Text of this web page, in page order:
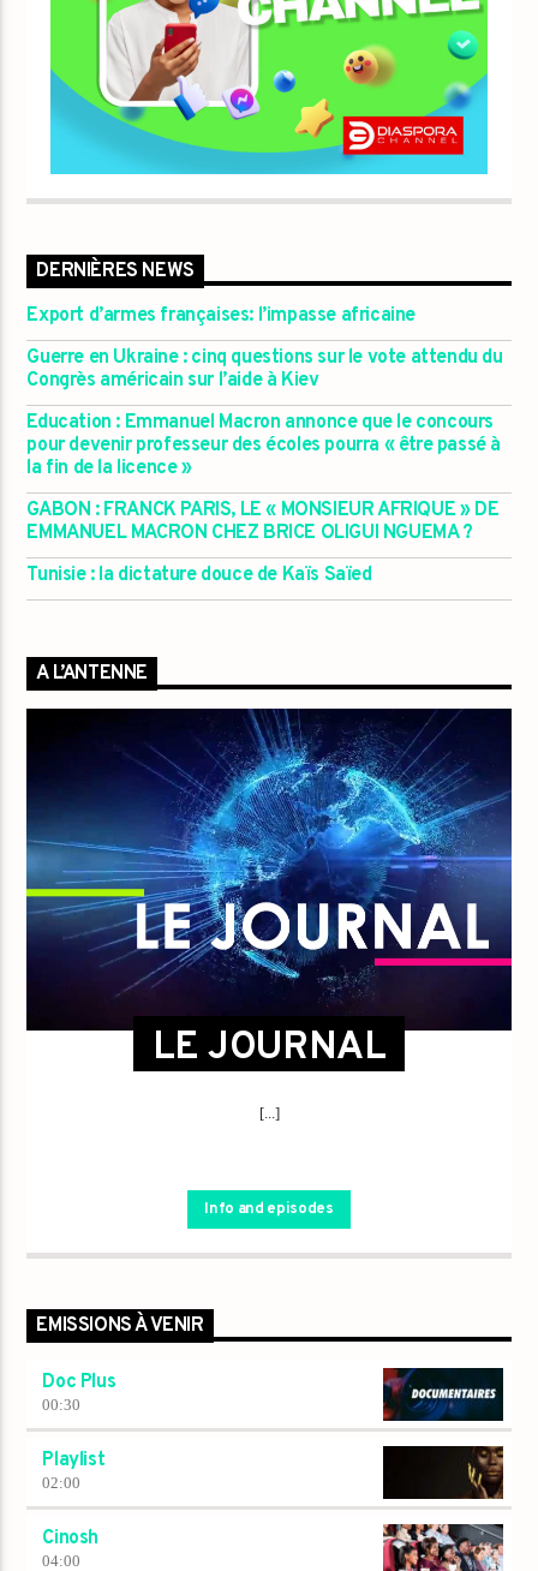
DERNIÈRES NEWS
Export d’armes françaises: l’impasse africaine
Guerre en Ukraine : cinq questions sur le vote attendu du
Congrès américain sur l’aide à Kiev
Education : Emmanuel Macron annonce que le concours
pour devenir professeur des écoles pourra « être passé à
la fin de la licence »
GABON : FRANCK PARIS, LE « MONSIEUR AFRIQUE » DE
EMMANUEL MACRON CHEZ BRICE OLIGUI NGUEMA ?
Tunisie : la dictature douce de Kaïs Saïed
A L’ANTENNE
LE JOURNAL
[...]
Info and episodes
EMISSIONS À VENIR
Doc Plus
00:30
Playlist
02:00
Cinosh
04:00